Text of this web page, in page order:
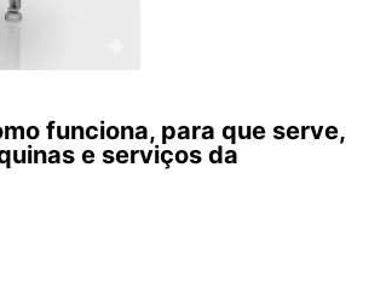
funciona, para que serve,
e serviços da